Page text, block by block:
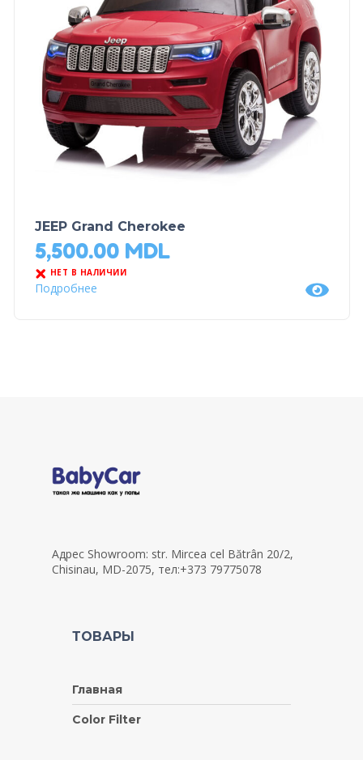
JEEP Grand Cherokee
5,500.00 MDL
НЕТ В НАЛИЧИИ
Подробнее
Адрес Showroom: str. Mircea cel Bătrân 20/2,
Chisinau, MD-2075, тел:+373 79775078
ТОВАРЫ
Главная
Color Filter